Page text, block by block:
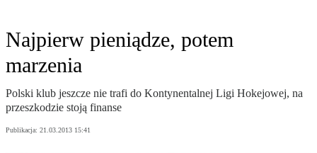
Najpierw pieniądze, potem
marzenia
Polski klub jeszcze nie trafi do Kontynentalnej Ligi Hokejowej, na
przeszkodzie stoją finanse
Publikacja: 21.03.2013 15:41